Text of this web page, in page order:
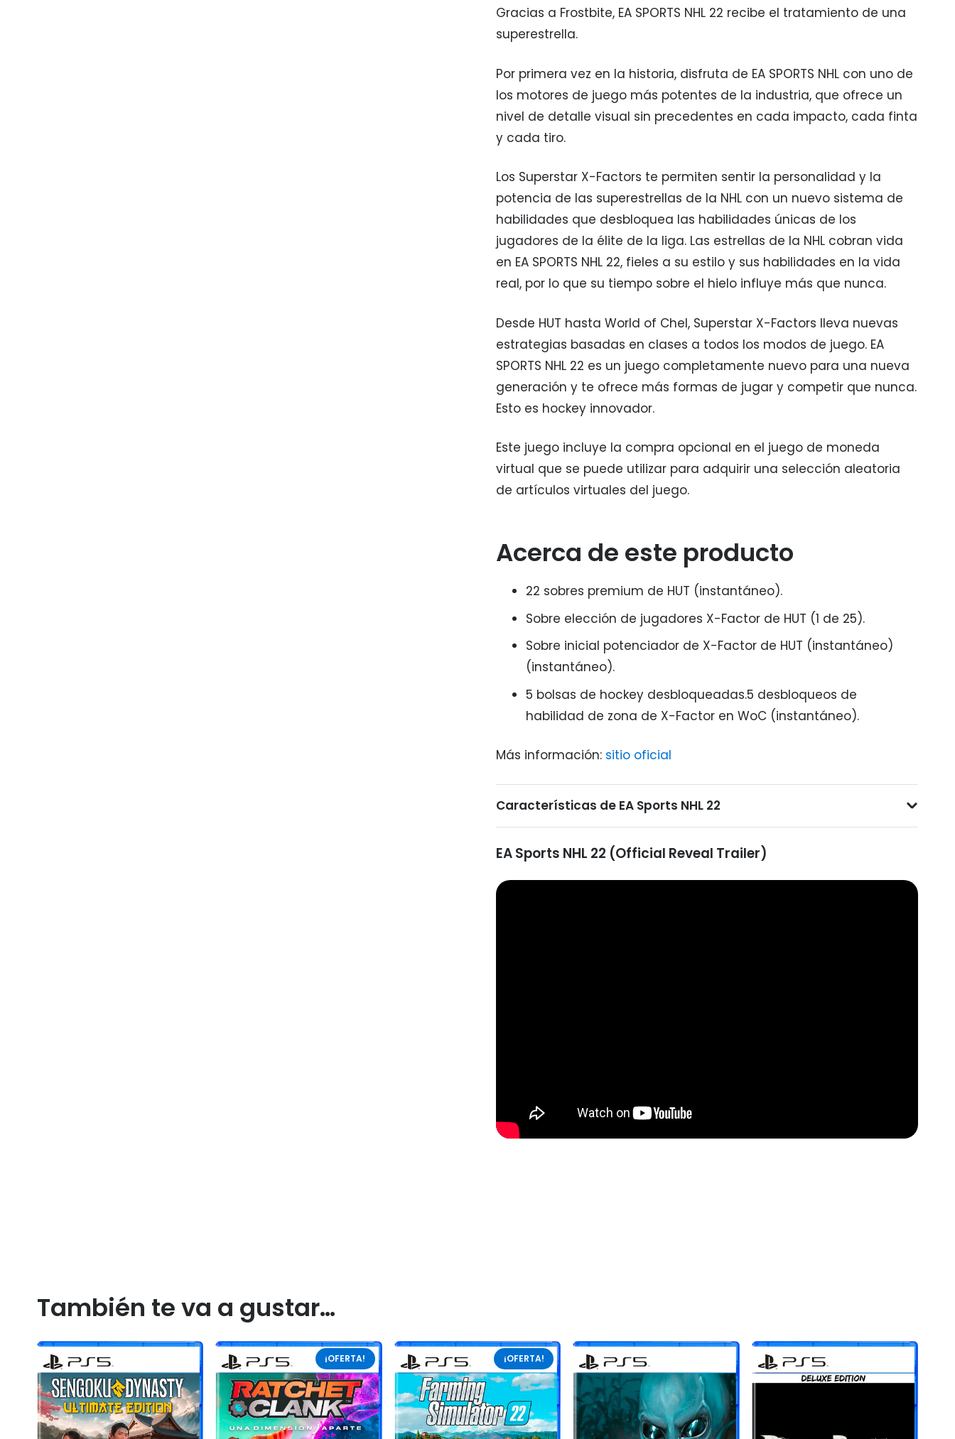
Gracias a Frostbite, EA SPORTS NHL 22 recibe el tratamiento de una
superestrella.
Por primera vez en la historia, disfruta de EA SPORTS NHL con uno de
los motores de juego más potentes de la industria, que ofrece un
nivel de detalle visual sin precedentes en cada impacto, cada finta
y cada tiro.
Los Superstar X-Factors te permiten sentir la personalidad y la
potencia de las superestrellas de la NHL con un nuevo sistema de
habilidades que desbloquea las habilidades únicas de los
jugadores de la élite de la liga. Las estrellas de la NHL cobran vida
en EA SPORTS NHL 22, fieles a su estilo y sus habilidades en la vida
real, por lo que su tiempo sobre el hielo influye más que nunca.
Desde HUT hasta World of Chel, Superstar X-Factors lleva nuevas
estrategias basadas en clases a todos los modos de juego. EA
SPORTS NHL 22 es un juego completamente nuevo para una nueva
generación y te ofrece más formas de jugar y competir que nunca.
Esto es hockey innovador.
Este juego incluye la compra opcional en el juego de moneda
virtual que se puede utilizar para adquirir una selección aleatoria
de artículos virtuales del juego.
Acerca de este producto
22 sobres premium de HUT (instantáneo).
Sobre elección de jugadores X-Factor de HUT (1 de 25).
Sobre inicial potenciador de X-Factor de HUT (instantáneo)
(instantáneo).
5 bolsas de hockey desbloqueadas.5 desbloqueos de
habilidad de zona de X-Factor en WoC (instantáneo).
Más información: sitio oficial
Características de EA Sports NHL 22
EA Sports NHL 22 (Official Reveal Trailer)
También te va a gustar…
¡OFERTA! ¡OFERTA!